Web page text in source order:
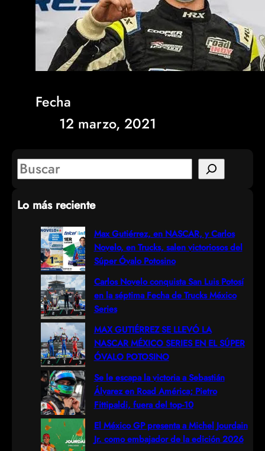
Fecha
12 marzo, 2021
S
a
Lo más reciente
Max Gutiérrez, en NASCAR, y Carlos
Novelo, en Trucks, salen victoriosos del
Súper Óvalo Potosino
Carlos Novelo conquista San Luis Potosí
en la séptima Fecha de Trucks México
Series
MAX GUTIÉRREZ SE LLEVÓ LA
NASCAR MÉXICO SERIES EN EL SÚPER
ÓVALO POTOSINO
Se le escapa la victoria a Sebastián
Álvarez en Road América; Pietro
Fittipaldi, fuera del top-10
El México GP presenta a Michel Jourdain
Jr. como embajador de la edición 2026